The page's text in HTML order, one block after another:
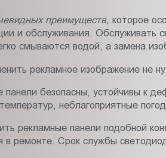
преимуществ, которое
и обслуживания. Обслуживать
смываются водой, а замена
рекламное изображение не
панели безопасны, устойчивы к
неблагоприятные
рекламные панели подобной
в ремонте. Срок службы